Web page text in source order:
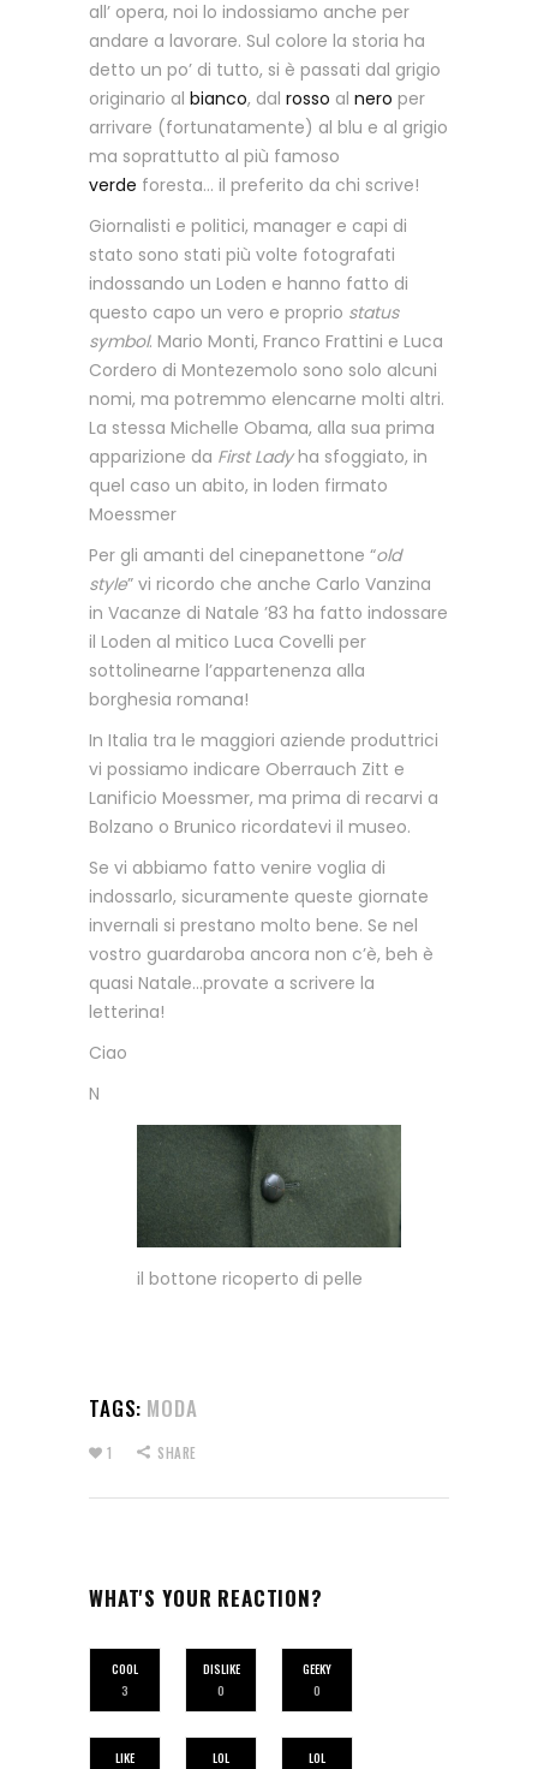
all’ opera, noi lo indossiamo anche per
andare a lavorare. Sul colore la storia ha
detto un po’ di tutto, si è passati dal grigio
originario al bianco, dal rosso al nero per
arrivare (fortunatamente) al blu e al grigio
ma soprattutto al più famoso
verde foresta… il preferito da chi scrive!
Giornalisti e politici, manager e capi di
stato sono stati più volte fotografati
indossando un Loden e hanno fatto di
questo capo un vero e proprio status
symbol. Mario Monti, Franco Frattini e Luca
Cordero di Montezemolo sono solo alcuni
nomi, ma potremmo elencarne molti altri.
La stessa Michelle Obama, alla sua prima
apparizione da First Ladyha sfoggiato, in
quel caso un abito, in loden firmato
Moessmer
Per gli amanti del cinepanettone “old
style” vi ricordo che anche Carlo Vanzina
in Vacanze di Natale ’83 ha fatto indossare
il Loden al mitico Luca Covelli per
sottolinearne l’appartenenza alla
borghesia romana!
In Italia tra le maggiori aziende produttrici
vi possiamo indicare Oberrauch Zitt e
Lanificio Moessmer, ma prima di recarvi a
Bolzano o Brunico ricordatevi il museo.
Se vi abbiamo fatto venire voglia di
indossarlo, sicuramente queste giornate
invernali si prestano molto bene. Se nel
vostro guardaroba ancora non c’è, beh è
quasi Natale…provate a scrivere la
letterina!
Ciao
N
il bottone ricoperto di pelle
TAGS: MODA
1 SHARE
WHAT'S YOUR REACTION?
COOL
3
DISLIKE
0
GEEKY
0
LIKE
LOL
LOL